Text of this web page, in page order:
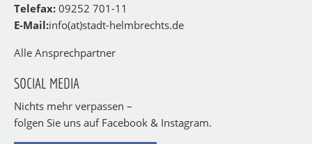
Telefax: 09252 701-11
E-Mail:info(at)stadt-helmbrechts.de
Alle Ansprechpartner
SOCIAL MEDIA
Nichts mehr verpassen –
folgen Sie uns auf Facebook & Instagram.